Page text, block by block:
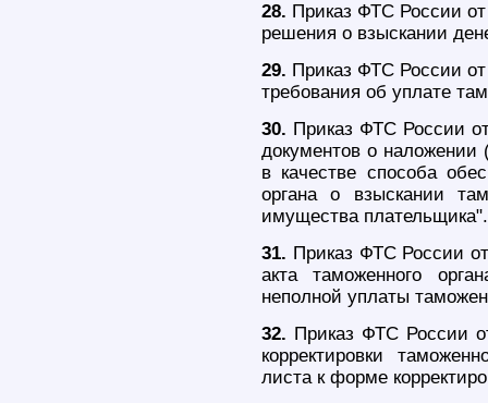
28. Приказ ФТС России
решения о взыскании
29. Приказ ФТС России
требования об уплате
30. Приказ ФТС России
документов о
в качестве способа
органа о взыскании
имущества плательщика".
31. Приказ ФТС России
акта таможенного
неполной уплаты
32. Приказ ФТС России
корректировки
листа к форме